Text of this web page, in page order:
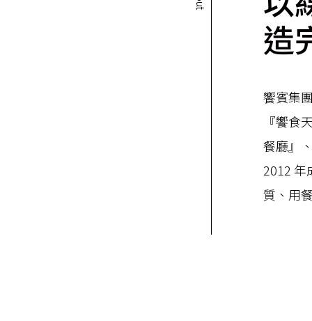
造
饗賓集
『饗食
餐廳』
2012 年
質、用